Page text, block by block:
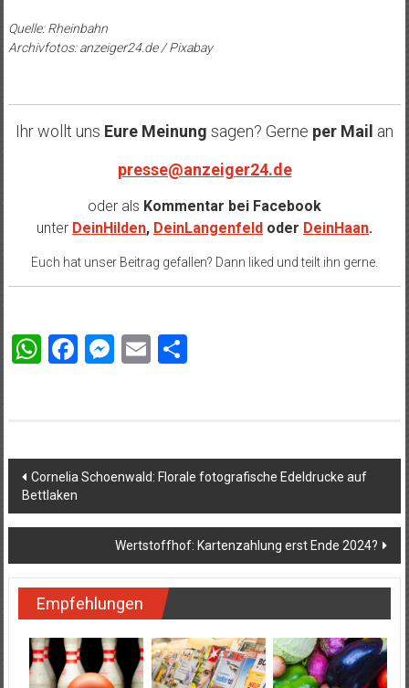
Quelle: Rheinbahn
Archivfotos: anzeiger24.de / Pixabay
Ihr wollt uns Eure Meinung sagen? Gerne per Mail an
presse@anzeiger24.de
oder als Kommentar bei Facebook
unter DeinHilden, DeinLangenfeld oder DeinHaan.
Euch hat unser Beitrag gefallen? Dann liked und teilt ihn gerne.
WhatsApp
Facebook
Messenger
EmailTeilen
Beitragsnavigation
Cornelia Schoenwald: Florale fotografische Edeldrucke auf
Bettlaken
Wertstoffhof: Kartenzahlung erst Ende 2024?
Empfehlungen